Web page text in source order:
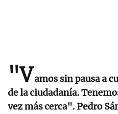
"Vamos sin pausa a
de la ciudadanía.
vez más cerca".Pedro